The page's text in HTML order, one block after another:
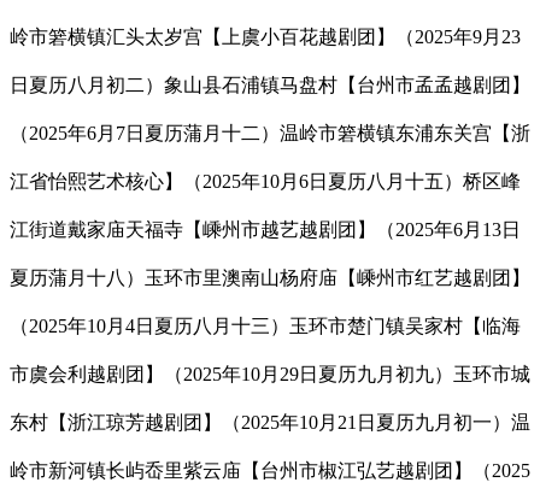
岭市箬横镇汇头太岁宫【上虞小百花越剧团】（2025年9月23
日夏历八月初二）象山县石浦镇马盘村【台州市孟孟越剧团】
（2025年6月7日夏历蒲月十二）温岭市箬横镇东浦东关宫【浙
江省怡熙艺术核心】（2025年10月6日夏历八月十五）桥区峰
江街道戴家庙天福寺【嵊州市越艺越剧团】（2025年6月13日
夏历蒲月十八）玉环市里澳南山杨府庙【嵊州市红艺越剧团】
（2025年10月4日夏历八月十三）玉环市楚门镇吴家村【临海
市虞会利越剧团】（2025年10月29日夏历九月初九）玉环市城
东村【浙江琼芳越剧团】（2025年10月21日夏历九月初一）温
岭市新河镇长屿岙里紫云庙【台州市椒江弘艺越剧团】（2025